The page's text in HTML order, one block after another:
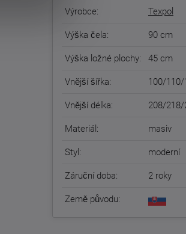
Výrobce: Texpol
Výška čela: 90 cm
Výška ložné plochy: 45 cm
Vnější šířka: 100/
Vnější délka: 208/218/
Materiál: masiv
Styl: moderní
Záruční doba: 2 roky
Země původu: